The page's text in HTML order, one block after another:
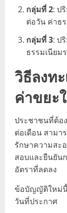
กลุ่มที่ 2: ป
ต่อวัน ค่าธ
กลุ่มที่ 3: ป
ธรรมเนียม
วิธีลงท
ค่าขยะ
ประชาชนที่ต้อ
ต่อเดือน สามา
รักษาความสะ
สอบและยืนยัน
อัตราที่ลดลง
ข้อบัญญัติใหม่นี้
วันที่ประกาศ